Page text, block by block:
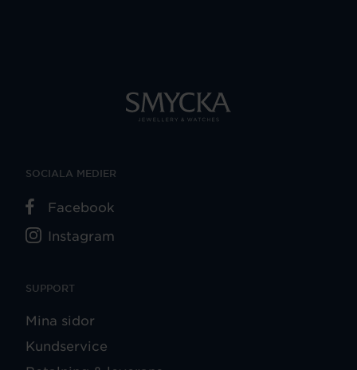
SUPPORT
Mina sidor
Kundservice
SOCIALA MEDIER
Facebook
Instagram